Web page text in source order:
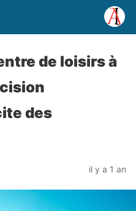
de loisirs à
des
il y a 1 an